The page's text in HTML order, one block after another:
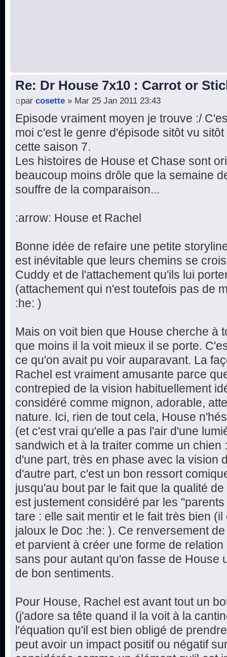
Re: Dr House 7x10 : Carrot or
par cosette » Mar 25 Jan 2011 23:43
Episode vraiment moyen je trouve :/
moi c'est le genre d'épisode sitôt vu
cette saison 7.
Les histoires de House et Chase sont
beaucoup moins drôle que la semaine
souffre de la comparaison...
:arrow: House et Rachel
Bonne idée de refaire une petite
est inévitable que leurs chemins se
Cuddy et de l'attachement qu'ils lui
(attachement qui n'est toutefois pas de
:he: )
Mais on voit bien que House cherche à
que moins il la voit mieux il se porte.
ce qu'on avait pu voir auparavant. La
Rachel est vraiment amusante parce
contrepied de la vision habituellement
considéré comme mignon, adorable,
nature. Ici, rien de tout cela, House
(et c'est vrai qu'elle a pas l'air d'une
sandwich et à la traiter comme un chien
d'une part, très en phase avec la vision
d'autre part, c'est un bon ressort
jusqu'au bout par le fait que la qualité
est justement considéré par les
tare : elle sait mentir et le fait très bien
jaloux le Doc :he: ). Ce renversement
et parvient à créer une forme de
sans pour autant qu'on fasse de House
de bon sentiments.
Pour House, Rachel est avant tout un
(j'adore sa tête quand il la voit à la
l'équation qu'il est bien obligé de
peut avoir un impact positif ou négatif